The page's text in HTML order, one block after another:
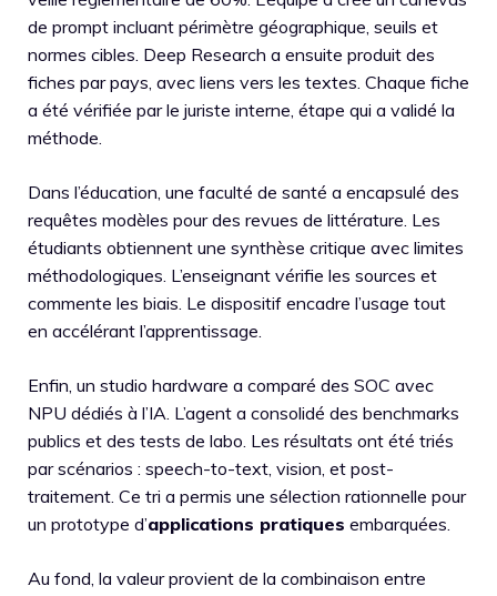
de prompt incluant périmètre géographique, seuils et
normes cibles. Deep Research a ensuite produit des
fiches par pays, avec liens vers les textes. Chaque fiche
a été vérifiée par le juriste interne, étape qui a validé la
méthode.
Dans l’éducation, une faculté de santé a encapsulé des
requêtes modèles pour des revues de littérature. Les
étudiants obtiennent une synthèse critique avec limites
méthodologiques. L’enseignant vérifie les sources et
commente les biais. Le dispositif encadre l’usage tout
en accélérant l’apprentissage.
Enfin, un studio hardware a comparé des SOC avec
NPU dédiés à l’IA. L’agent a consolidé des benchmarks
publics et des tests de labo. Les résultats ont été triés
par scénarios : speech-to-text, vision, et post-
traitement. Ce tri a permis une sélection rationnelle pour
un prototype d’applications pratiques embarquées.
Au fond, la valeur provient de la combinaison entre